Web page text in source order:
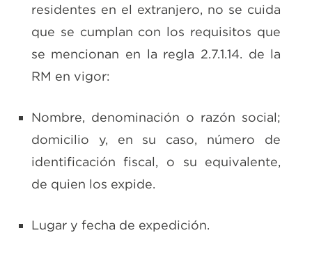
residentes en el extranjero, no se cuida
que se cumplan con los requisitos que
se mencionan en la regla 2.7.1.14. de la
RM en vigor:
Nombre, denominación o razón social;
domicilio y, en su caso, número de
identificación fiscal, o su equivalente,
de quien los expide.
Lugar y fecha de expedición.